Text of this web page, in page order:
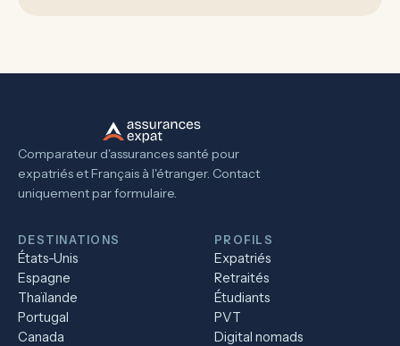
Comparateur d'assurances santé pour
expatriés et Français à l'étranger. Contact
uniquement par formulaire.
DESTINATIONS
États-Unis
Espagne
Thaïlande
Portugal
Canada
PROFILS
Expatriés
Retraités
Étudiants
PVT
Digital nomads